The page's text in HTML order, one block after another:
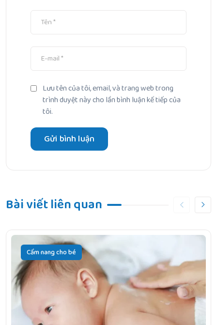
Lưu tên của tôi, email, và trang web trong
trình duyệt này cho lần bình luận kế tiếp của
tôi.
Bài viết liên quan
Cẩm nang cho bé